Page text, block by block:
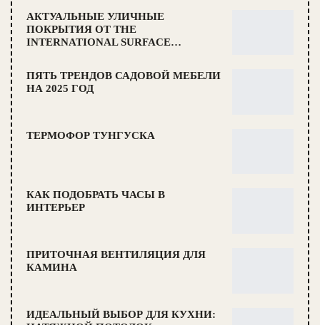
АКТУАЛЬНЫЕ УЛИЧНЫЕ
ПОКРЫТИЯ ОТ THE
INTERNATIONAL SURFACE…
ПЯТЬ ТРЕНДОВ САДОВОЙ МЕБЕЛИ
НА 2025 ГОД
ТЕРМОФОР ТУНГУСКА
КАК ПОДОБРАТЬ ЧАСЫ В
ИНТЕРЬЕР
ПРИТОЧНАЯ ВЕНТИЛЯЦИЯ ДЛЯ
КАМИНА
ИДЕАЛЬНЫЙ ВЫБОР ДЛЯ КУХНИ: